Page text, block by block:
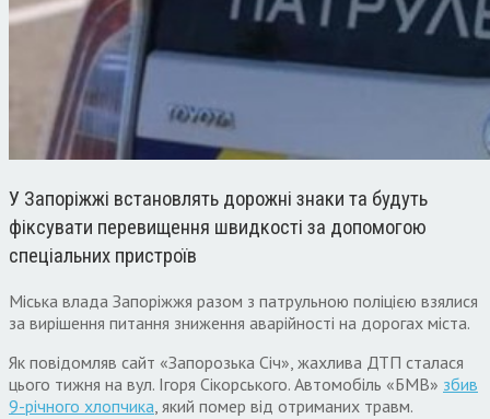
У Запоріжжі встановлять дорожні знаки та будуть
фіксувати перевищення швидкості за допомогою
спеціальних пристроїв
Міська влада Запоріжжя разом з патрульною поліцією взялися
за вирішення питання зниження аварійності на дорогах міста.
Як повідомляв сайт «Запорозька Січ», жахлива ДТП сталася
цього тижня на вул. Ігоря Сікорського. Автомобіль «БМВ» збив
9-річного хлопчика, який помер від отриманих травм.